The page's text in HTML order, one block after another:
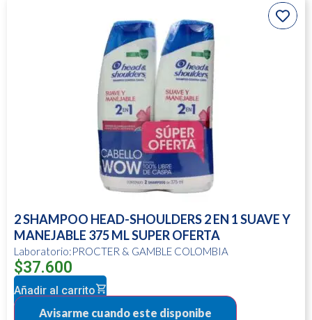
2 SHAMPOO HEAD-SHOULDERS 2 EN 1 SUAVE Y
MANEJABLE 375 ML SUPER OFERTA
Laboratorio:PROCTER & GAMBLE COLOMBIA
$37.600
Añadir al carrito